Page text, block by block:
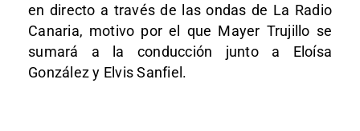
en directo a través de las ondas de La Radio
Canaria, motivo por el que Mayer Trujillo se
sumará a la conducción junto a Eloísa
González y Elvis Sanfiel.